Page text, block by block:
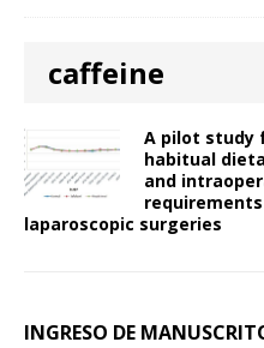
caffeine
A pilot study
habitual
and
laparoscopic surgeries
INGRESO DE